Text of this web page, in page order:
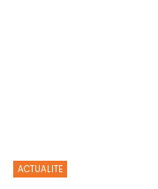
ACTUALITE